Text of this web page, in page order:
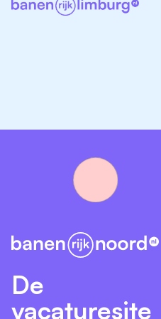
Afwisselend werk op
Werken bij Adenium
Bij ons draait het om
ontstaat wanneer
samen groeien. We
ontwikkelen, nemen
Daarom krijg je vanaf dag
verdient: drie jaar
jouw school en jaarlijks 40
investeren in jouw werk-
De
vacaturesite